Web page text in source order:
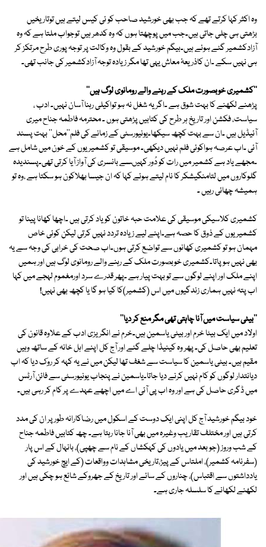
وہ اکثر کہا کرتے تھے کہ جب بھی خورشید صاحب کو ئی کیس لیتے ہیں توتاریخیں
بڑھتی ہی چلی جاتی ہیں۔جب میں پوچھتا ہوں کہ وہ کدھر ہیں توجواب ملتا ہے کہ وہ
آزادکشمیر گئے ہوئے ہیں۔بیگم خورشید کے بقول وہ وکالت پر توجہ پوری طرح مرتکز کر
ہی نہیں سکے ۔ان کاذریعۂ معاش یہی تھا مگر زیادہ توجہ آزادکشمیر کی جانب تھی۔
''کشمیری خوبصورت ملک کے رہنے والے رومانوی لوگ ہیں''
پڑھنے لکھنے کا بہت شوق ہے ۔اگر یہ شغل نہ ہو تواکیلی رہنا آسان نہیں۔ ادب ،
سیاست، فکشن اور تاریخ ہر طرح کی کتابیں پڑھتی ہوں ۔ محترمہ فاطمہ جناح میری
آئیڈیل ہیں ۔ان سے بہت کچھ سیکھا۔یونیورسٹی کے زمانے کی فلم''محل'' بہت پسند
آئی ۔اب عرصہ ہواکوئی فلم نہیں دیکھی۔ موسیقی تو کشمیریوں کے خون میں شامل ہے
۔مجھے یاد ہے کشمیر میں رات کو دُور کہیںسے بانسری کی آواز آیا کرتی تھی۔پسندیدہ
گلوکاروں میں لتامنگیشکر کا نام لیتے ہوئے کہا کہ ان جیسا بھلاکون ہو سکتا ہے ،وہ تو
ہمیشہ چھائی رہیں ۔
کشمیری کلاسیکی موسیقی کی علامت حبہ خاتون کو یاد کرتی ہیں ۔اچھا کھانا پینا تو
کشمیریوں کے ذوق کا حصہ ہے۔اپنے لیے زیادہ تردد نہیں کرتی لیکن کوئی خاص
مہمان ہو تو کشمیری کھانوں سے تواضع کرتی ہوں۔اب صحت کی خرابی کی وجہ سے یہ
بھی نہیں ہو پاتا۔کشمیری خوبصورت ملک کے رہنے والے رومانوی لوگ ہیں اور ہمیں
اپنے ملک اور اپنے لوگوں سے تو بہت پیار ہے ۔پھر قدرے سرد اورمغموم لہجے میں کہا
اب پتہ نہیں ہماری زندگیوں میں اس (کشمیر)کا کیا ہو گا یا کچھ بھی نہیں!
''بیٹی سیاست میں آنا چاہتی تھی مگر منع کر دیا''
اولاد میں ایک بیٹا خرم اور بیٹی یاسمین ہیں۔خرم نے انگریزی ادب کے علاوہ قانون کی
تعلیم بھی حاصل کی۔ پھر وہ کینیڈا چلے گئے اور آج کل اپنے اہل خانہ کے ساتھ وہیں
مقیم ہیں۔ بیٹی یاسمین کا سیاست سے شغف تھا لیکن میں نے یہ کہہ کر روک دیا کہ اب
دیانتدار لوگوں کو کام نہیں کرنے دیا جاتا۔یاسمین نے پنجاب یونیورسٹی سے فائن آرٹس
میں ڈگری حاصل کی ہے اور وہ اب پی آئی اے میں اچھے عہدے پر کام کر رہی ہیں۔
خود بیگم خورشید آج کل اپنی ایک دوست کے اسکول میں رضاکارانہ طور پر ان کی مدد
کرتی ہیں اور مختلف تقاریب وغیرہ میں بھی آنا جانا رہتا ہے۔ چھ کتابیں فاطمہ جناح
کے شب وروز (جو بعد میں یادوں کی کہکشاں کے نام سے چھپی)، بانہال کے اس پار
(سفرنامہ کشمیر)، املتاس کے پیڑ،تاریخی مشاہدات وواقعات (کے ایچ خورشید کی
یادداشتوں سے اقتباس)، چناروں کے سائے اور تاریخ کے جھروکے شائع ہو چکی ہیں اور
لکھنے لکھانے کا سلسلہ جاری ہے۔